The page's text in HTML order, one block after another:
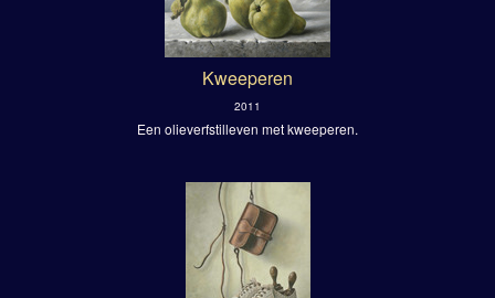
Kweeperen
2011
Een olieverfstilleven met kweeperen.